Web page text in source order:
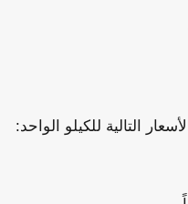
التالية للكيلو الواحد: